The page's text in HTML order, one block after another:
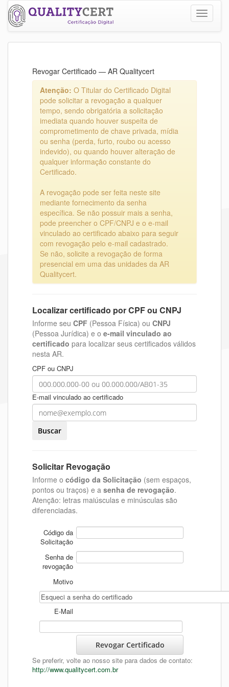
Toggle
Revogar Certificado — AR Qualitycert
Atenção: O Titular do Certificado Digital
pode solicitar a revogação a qualquer
tempo, sendo obrigatória a solicitação
imediata quando houver suspeita de
comprometimento de chave privada, mídia
ou senha (perda, furto, roubo ou acesso
indevido), ou quando houver alteração de
qualquer informação constante do
Certificado.
A revogação pode ser feita neste site
mediante fornecimento da senha
específica. Se não possuir mais a senha,
pode preencher o CPF/CNPJ e o e-mail
vinculado ao certificado abaixo para seguir
com revogação pelo e-mail cadastrado.
Se não, solicite a revogação de forma
presencial em uma das unidades da AR
Qualitycert.
Localizar certificado por CPF ou CNPJ
Informe seu CPF (Pessoa Física) ou CNPJ
(Pessoa Jurídica) e o e-mail vinculado ao
certificado para localizar seus certificados válidos
nesta AR.
CPF ou CNPJ
E-mail vinculado ao certificado
Buscar
Solicitar Revogação
Informe o código da Solicitação (sem espaços,
pontos ou traços) e a senha de revogação.
Atenção: letras maiúsculas e minúsculas são
diferenciadas.
Código da
Solicitação
Senha de
revogação
Motivo
E-Mail
Revogar Certificado
Se preferir, volte ao nosso site para dados de contato:
http://www.qualitycert.com.br